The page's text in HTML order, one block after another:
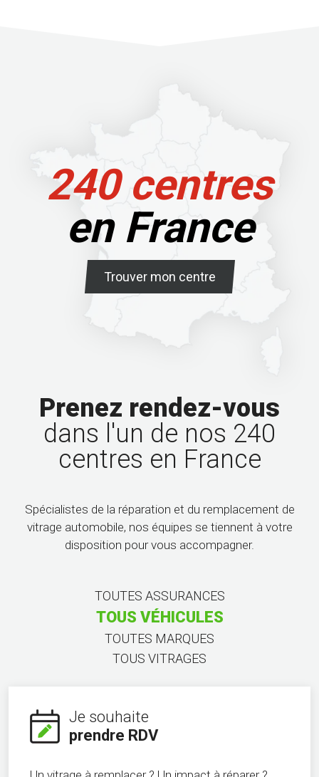
240 centres
en France
Trouver mon centre
Prenez rendez-vous
dans l'un de nos 240
centres en France
Spécialistes de la réparation et du remplacement de
vitrage automobile, nos équipes se tiennent à votre
disposition pour vous accompagner.
TOUTES ASSURANCES
TOUS VÉHICULES
TOUTES MARQUES
TOUS VITRAGES
Je souhaite
prendre RDV